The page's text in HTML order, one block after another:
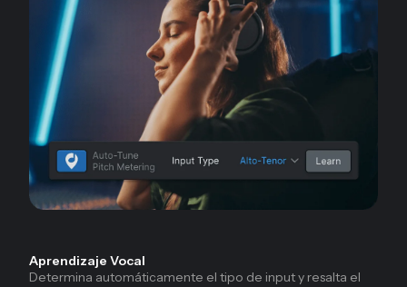
Aprendizaje Vocal
Determina automáticamente el tipo de input y resalta el